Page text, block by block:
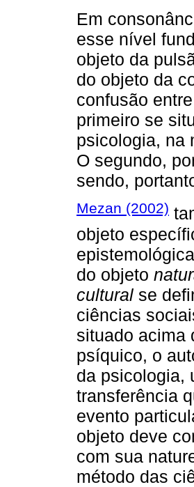
Em
esse nível
objeto da
do objeto da
confusão
primeiro se
psicologia, na
O segundo,
sendo,
Mezan (2002)
objeto
do objeto
cultural se
ciências
situado acima
psíquico, o
da psicologia,
transferência
evento
objeto deve
com sua
método das